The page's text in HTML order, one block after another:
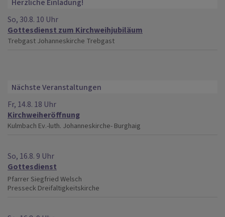
Herzliche Einladung!
So, 30.8. 10 Uhr
Gottesdienst zum Kirchweihjubiläum
Trebgast Johanneskirche Trebgast
Nächste Veranstaltungen
Fr, 14.8. 18 Uhr
Kirchweiheröffnung
Kulmbach Ev.-luth. Johanneskirche- Burghaig
So, 16.8. 9 Uhr
Gottesdienst
Pfarrer Siegfried Welsch
Presseck Dreifaltigkeitskirche